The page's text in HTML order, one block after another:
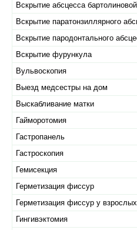
Вскрытие абсцесса
Вскрытие паратонзиллярного
Вскрытие пародонтального
Вскрытие фурункула
Вульвоскопия
Выезд медсестры на дом
Выскабливание матки
Гайморотомия
Гастропанель
Гастроскопия
Гемисекция
Герметизация фиссур
Герметизация фиссур у взрослых
Гингивэктомия